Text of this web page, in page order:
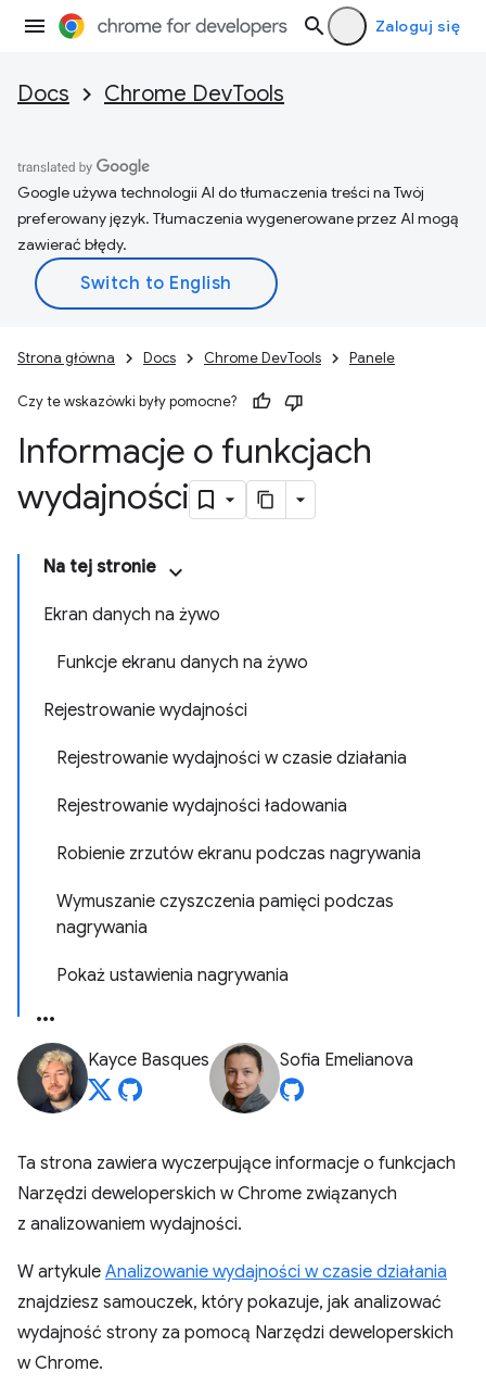
Zaloguj się
Docs Chrome DevTools
Google używa technologii AI do tłumaczenia treści na Twój
preferowany język. Tłumaczenia wygenerowane przez AI mogą
zawierać błędy.
Strona główna Docs Chrome DevTools Panele
Czy te wskazówki były pomocne?
Informacje o funkcjach
wydajności
Na tej stronie
Ekran danych na żywo
Funkcje ekranu danych na żywo
Rejestrowanie wydajności
Rejestrowanie wydajności w czasie działania
Rejestrowanie wydajności ładowania
Robienie zrzutów ekranu podczas nagrywania
Wymuszanie czyszczenia pamięci podczas
nagrywania
Pokaż ustawienia nagrywania
Kayce Basques Sofia Emelianova
Ta strona zawiera wyczerpujące informacje o funkcjach
Narzędzi deweloperskich w Chrome związanych
z analizowaniem wydajności.
W artykule Analizowanie wydajności w czasie działania
znajdziesz samouczek, który pokazuje, jak analizować
wydajność strony za pomocą Narzędzi deweloperskich
w Chrome.